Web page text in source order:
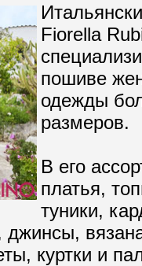
Fiorella
пошиве
одежды
размеров.
В его
платья,
туники,
куртки и